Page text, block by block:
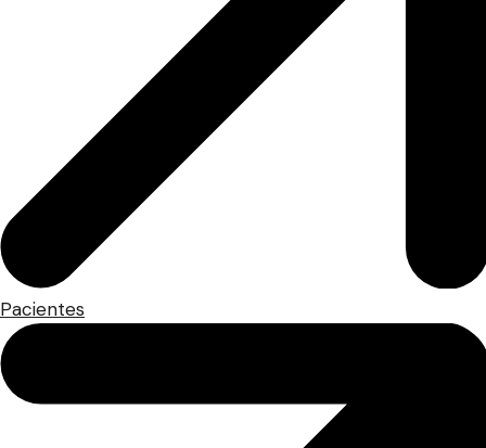
Pacientes